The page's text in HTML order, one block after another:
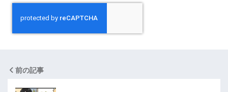
前の記事